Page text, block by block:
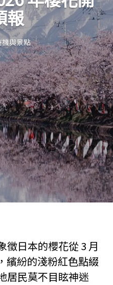
報
與景點
徵日本的櫻花從 3 月
繽紛的淺粉紅色點綴
居民莫不目眩神迷